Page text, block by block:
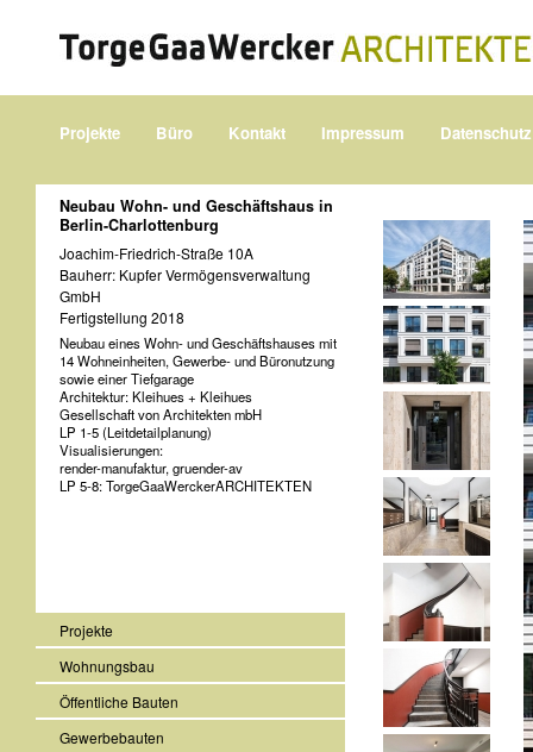
Projekte Büro Kontakt Impressum Datenschutz
Neubau Wohn- und Geschäftshaus in
Berlin-Charlottenburg
Joachim-Friedrich-Straße 10A
Bauherr: Kupfer Vermögensverwaltung
GmbH
Fertigstellung 2018
Neubau eines Wohn- und Geschäftshauses mit
14 Wohneinheiten, Gewerbe- und Büronutzung
sowie einer Tiefgarage
Architektur: Kleihues + Kleihues
Gesellschaft von Architekten mbH
LP 1-5 (Leitdetailplanung)
Visualisierungen:
render-manufaktur, gruender-av
LP 5-8: TorgeGaaWerckerARCHITEKTEN
Projekte
Wohnungsbau
Öffentliche Bauten
Gewerbebauten